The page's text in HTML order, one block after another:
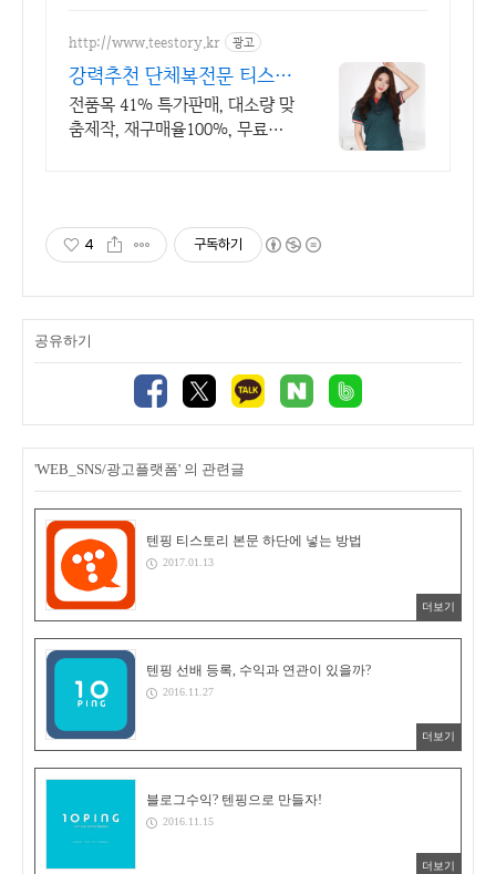
업체/AS 유지보수 보장/24시간
상담
http://www.teestory.kr 광고
강력추천 단체복전문 티스토
리 전품목 41% 특가세일
전품목 41% 특가판매, 대소량 맞
춤제작, 재구매율100%, 무료디
4 구독하기
공유하기
'WEB_SNS/광고플랫폼' 의 관련글
텐핑 티스토리 본문 하단에 넣는 방법
2017.01.13
더보기
텐핑 선배 등록, 수익과 연관이 있을까?
2016.11.27
더보기
블로그수익? 텐핑으로 만들자!
2016.11.15
더보기